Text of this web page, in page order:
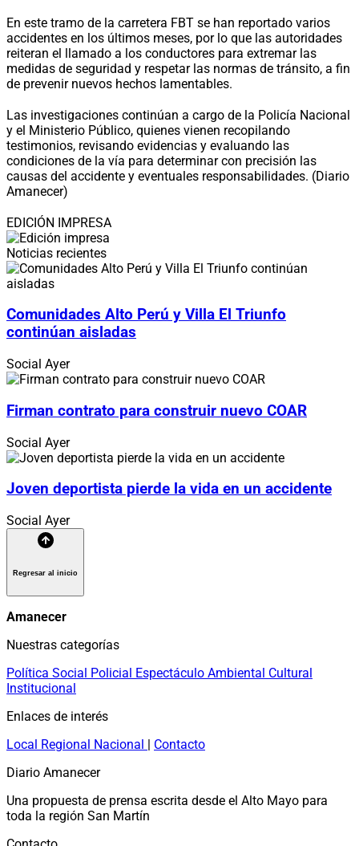
En este tramo de la carretera FBT se han reportado varios
accidentes en los últimos meses, por lo que las autoridades
reiteran el llamado a los conductores para extremar las
medidas de seguridad y respetar las normas de tránsito, a fin
de prevenir nuevos hechos lamentables.
Las investigaciones continúan a cargo de la Policía Nacional
y el Ministerio Público, quienes vienen recopilando
testimonios, revisando evidencias y evaluando las
condiciones de la vía para determinar con precisión las
causas del accidente y eventuales responsabilidades. (Diario
Amanecer)
EDICIÓN IMPRESA
Noticias recientes
Comunidades Alto Perú y Villa El Triunfo
continúan aisladas
Social Ayer
Firman contrato para construir nuevo COAR
Social Ayer
Joven deportista pierde la vida en un accidente
Social Ayer
Regresar al inicio
Amanecer
Nuestras categorías
Política Social Policial Espectáculo Ambiental Cultural
Institucional
Enlaces de interés
Local Regional Nacional | Contacto
Diario Amanecer
Una propuesta de prensa escrita desde el Alto Mayo para
toda la región San Martín